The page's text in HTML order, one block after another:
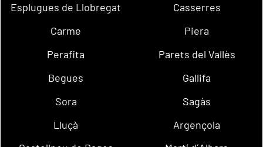
Esplugues de Llobregat
Casserres
Carme
Piera
Perafita
Parets del Vallès
Begues
Gallifa
Sora
Sagàs
Lluçà
Argençola